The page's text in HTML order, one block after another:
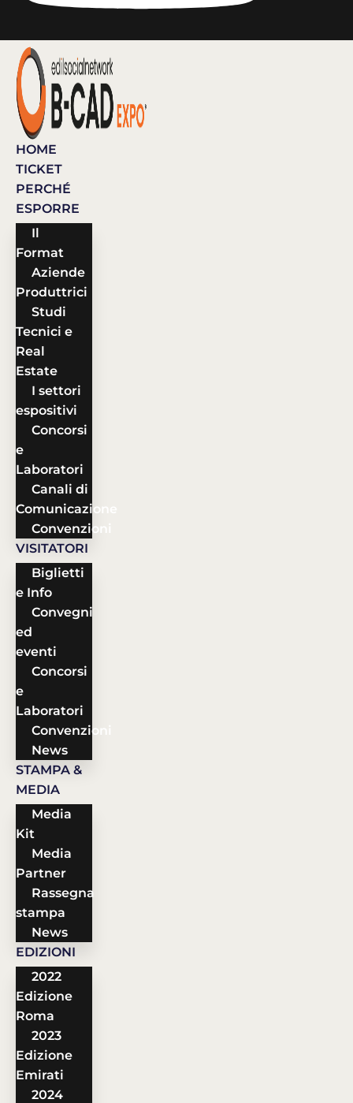
HOME
TICKET
PERCHÉ
ESPORRE
Il
Format
Aziende
Produttrici
Studi
Tecnici e
Real
Estate
I settori
espositivi
Concorsi
e
Laboratori
Canali di
Comunicazione
Convenzioni
VISITATORI
Biglietti
e Info
Convegni
ed
eventi
Concorsi
e
Laboratori
Convenzioni
News
STAMPA &
MEDIA
Media
Kit
Media
Partner
Rassegna
stampa
News
EDIZIONI
2022
Edizione
Roma
2023
Edizione
Emirati
2024